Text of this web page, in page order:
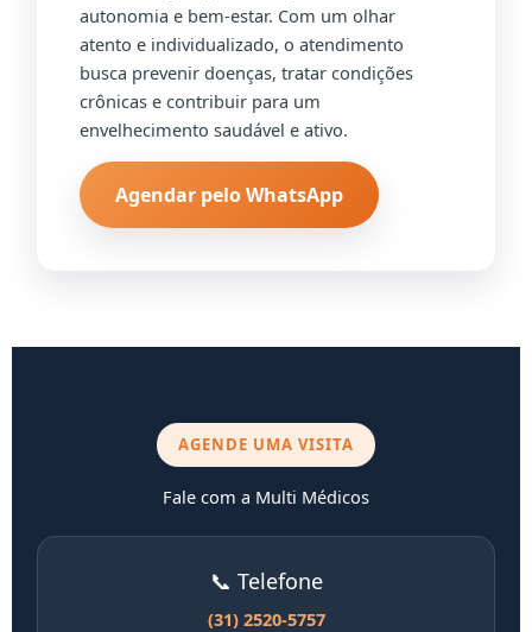
autonomia e bem-estar. Com um olhar
atento e individualizado, o atendimento
busca prevenir doenças, tratar condições
crônicas e contribuir para um
envelhecimento saudável e ativo.
Agendar pelo WhatsApp
AGENDE UMA VISITA
Fale com a Multi Médicos
📞 Telefone
(31) 2520-5757